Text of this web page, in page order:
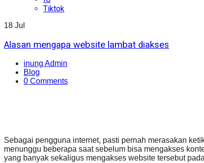
Tiktok
18 Jul
Alasan mengapa website lambat diakses
inung Admin
Blog
0 Comments
Sebagai pengguna internet, pasti pernah merasakan
menunggu beberapa saat sebelum bisa mengakses
yang banyak sekaligus mengakses website tersebut